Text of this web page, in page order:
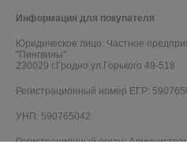
Информация для покупателя
Юридическое лицо: Частное
"Пингвины"
230029 г.Гродно ул.Горького 49-518
Регистрационный номер ЕГР:
УНП: 590765042
Регистрационный орган: